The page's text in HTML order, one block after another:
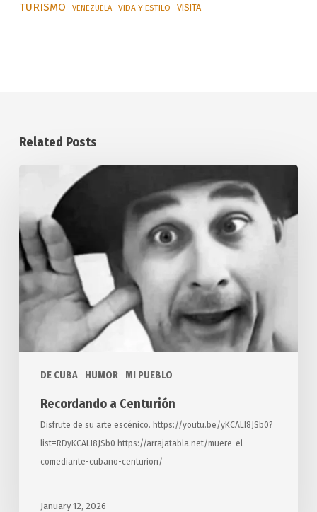
TURISMO VENEZUELA VIDA Y ESTILO VISITA
Related Posts
DE CUBA HUMOR MI PUEBLO
Centurión
Recordando a Centurión
Disfrute de su arte escénico. https://youtu.be/yKCALI8JSb0?
list=RDyKCALI8JSb0 https://arrajatabla.net/muere-el-
comediante-cubano-centurion/
January 12, 2026